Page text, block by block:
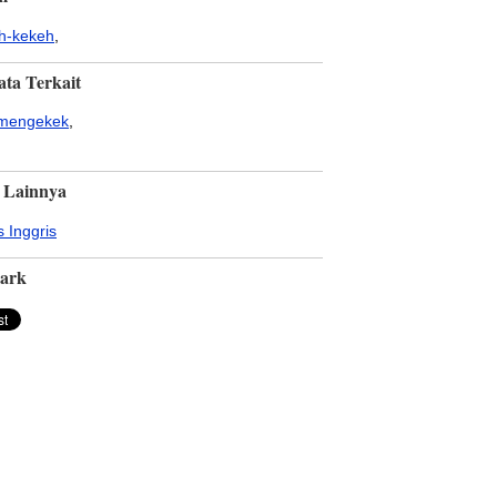
kekeh
Terkait
Inggris